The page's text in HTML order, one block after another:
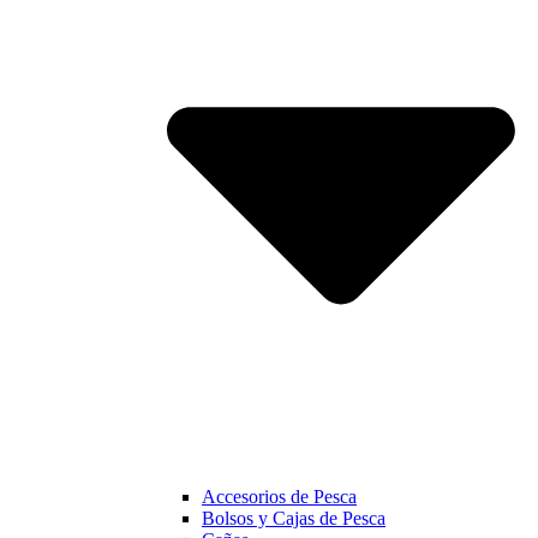
Accesorios de Pesca
Bolsos y Cajas de Pesca